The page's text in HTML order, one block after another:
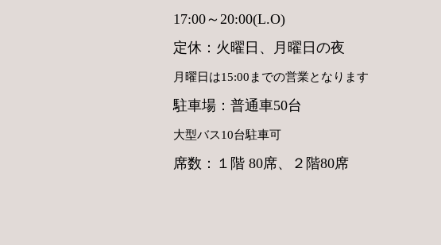
17:00～20:00(L.O)
定休：火曜日、月曜日の夜
月曜日は15:00までの営業となります
駐車場：普通車50台
大型バス10台駐車可
席数：１階 80席、２階80席